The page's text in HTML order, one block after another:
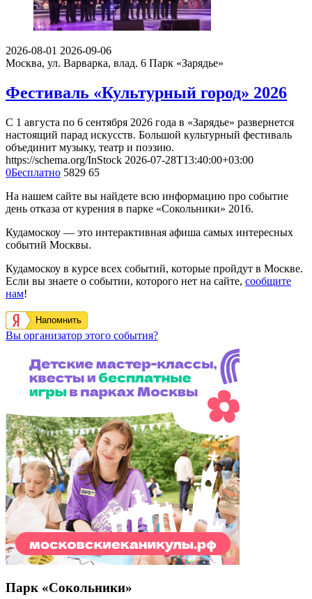
2026-08-01 2026-09-06
Москва, ул. Варварка, влад. 6 Парк «Зарядье»
Фестиваль «Культурный город» 2026
С 1 августа по 6 сентября 2026 года в «Зарядье» развернется
настоящий парад искусств. Большой культурный фестиваль
объединит музыку, театр и поэзию.
https://schema.org/InStock 2026-07-28T13:40:00+03:00
0Бесплатно 5829 65
На нашем сайте вы найдете всю информацию про событие
день отказа от курения в парке «Сокольники» 2016.
Кудамоскоу — это интерактивная афиша самых интересных
событий Москвы.
Кудамоскоу в курсе всех событий, которые пройдут в Москве.
Если вы знаете о событии, которого нет на сайте, сообщите
нам!
Напомнить
Вы организатор этого события?
Парк «Сокольники»